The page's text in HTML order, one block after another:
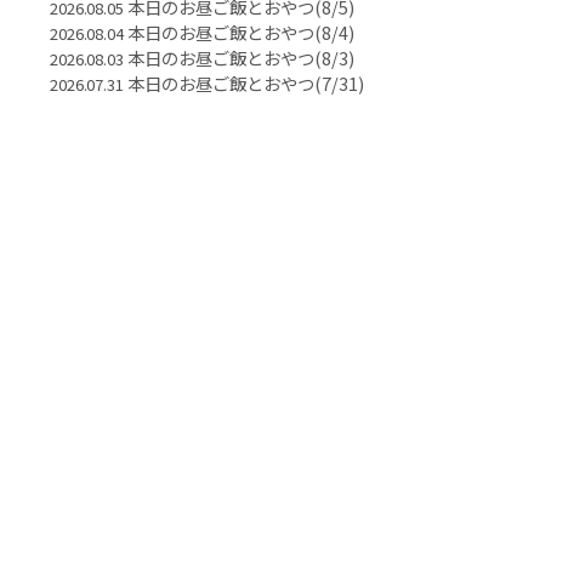
2026.08.05 本日のお昼ご飯とおやつ(8/5)
2026.08.04本日のお昼ご飯とおやつ(8/4)
2026.08.03 本日のお昼ご飯とおやつ(8/3)
2026.07.31 本日のお昼ご飯とおやつ(7/31)